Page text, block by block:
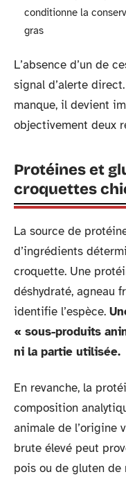
conditionne la
gras
L’absence d’un de
signal d’alerte
manque, il devient
objectivement deux
Protéines et
croquettes
La source de
d’ingrédients
croquette. Une
déshydraté, agneau
identifie l’espèce.
« sous-produits
ni la partie utilisée.
En revanche, la
composition
animale de l’origine
brute élevé peut
pois ou de gluten